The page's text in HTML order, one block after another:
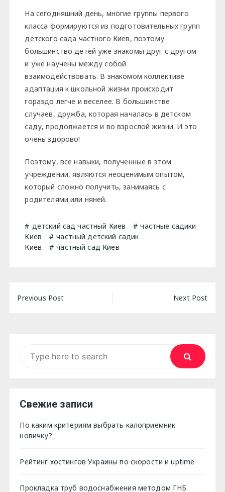
На сегодняшний день, многие группы первого
класса формируются из подготовительных групп
детского сада частного Киев, поэтому
большинство детей уже знакомы друг с другом
и уже научены между собой
взаимодействовать. В знакомом коллективе
адаптация к школьной жизни происходит
гораздо легче и веселее. В большинстве
случаев, дружба, которая началась в детском
саду, продолжается и во взрослой жизни. И это
очень здорово!
Поэтому, все навыки, полученные в этом
учреждении, являются неоценимым опытом,
который сложно получить, занимаясь с
родителями или няней.
детский сад частный Киев
частные садики
Киев
частный детский садик
Киев
частный сад Киев
Навигация
Previous Post Next Post
Свежие записи
По каким критериям выбрать калоприемник
новичку?
Рейтинг хостингов Украины по скорости и uptime
Прокладка труб водоснабжения методом ГНБ